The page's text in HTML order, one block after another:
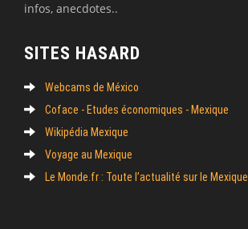
infos, anecdotes..
SITES HASARD
Webcams de México
Coface - Etudes économiques - Mexique
Wikipédia Mexique
Voyage au Mexique
Le Monde.fr : Toute l’actualité sur le Mexique